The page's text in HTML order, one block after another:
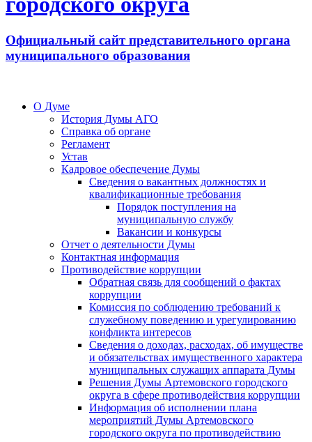
Официальный сайт представительного органа
муниципального образования
О Думе
История Думы АГО
Справка об органе
Регламент
Устав
Кадровое обеспечение Думы
Сведения о вакантных должностях и
квалификационные требования
Порядок поступления на
муниципальную службу
Вакансии и конкурсы
Отчет о деятельности Думы
Контактная информация
Противодействие коррупции
Обратная связь для сообщений о фактах
коррупции
Комиссия по соблюдению требований к
служебному поведению и урегулированию
конфликта интересов
Сведения о доходах, расходах, об имуществе
и обязательствах имущественного характера
муниципальных служащих аппарата Думы
Решения Думы Артемовского городского
округа в сфере противодействия коррупции
Информация об исполнении плана
мероприятий Думы Артемовского
городского округа по противодействию